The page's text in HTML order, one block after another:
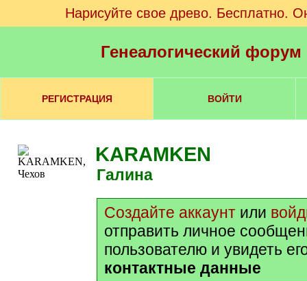
Нарисуйте свое древо. Бесплатно.
Генеалогический
РЕГИСТРАЦИЯ ВОЙТИ
KARAMKEN
Галина
Создайте аккаунт или
отправить личное
пользователю и увидеть
контактные данные